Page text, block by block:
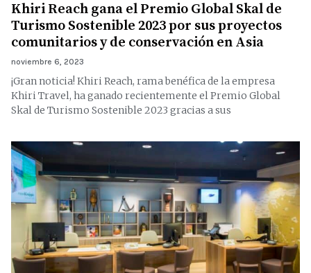
Khiri Reach gana el Premio Global Skal de
Turismo Sostenible 2023 por sus proyectos
comunitarios y de conservación en Asia
noviembre 6, 2023
¡Gran noticia! Khiri Reach, rama benéfica de la empresa
Khiri Travel, ha ganado recientemente el Premio Global
Skal de Turismo Sostenible 2023 gracias a sus